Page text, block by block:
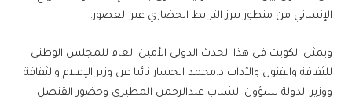
الإنساني من منظور يبرز الترابط الحضاري عبر العصور.
ويمثل الكويت في هذا الحدث الدولي الأمين العام للمجلس الوطني
للثقافة والفنون والآداب د.محمد الجسار نائبا عن وزير الإعلام والثقافة
ووزير الدولة لشؤون الشباب عبدالرحمن المطيري وحضور القنصل